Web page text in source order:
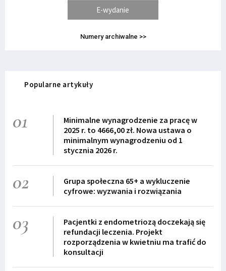
E-wydanie
Numery archiwalne >>
Popularne artykuły
01
Minimalne wynagrodzenie za pracę w
2025 r. to 4666,00 zł. Nowa ustawa o
minimalnym wynagrodzeniu od 1
stycznia 2026 r.
02
Grupa społeczna 65+ a wykluczenie
cyfrowe: wyzwania i rozwiązania
03
Pacjentki z endometriozą doczekają się
refundacji leczenia. Projekt
rozporządzenia w kwietniu ma trafić do
konsultacji